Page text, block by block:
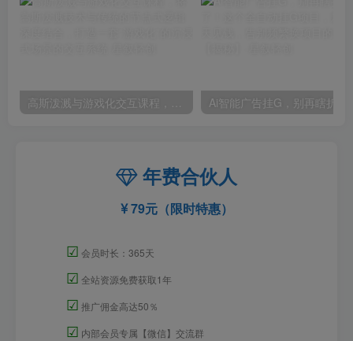
高斯泼溅与游戏化交互课程，将高斯泼溅技术与传统的节点式逻辑深度结合，打造一套“游戏化”的沉浸式场景的交互系统
年费合伙人
79元（限时特惠）
☑ 会员时长：365天
☑ 全站资源免费获取1年
☑ 推广佣金高达50％
☑ 内部会员专属【微信】交流群